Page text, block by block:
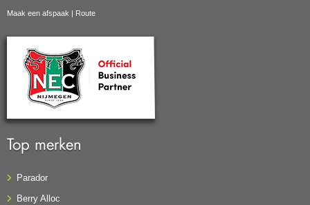
Maak een afspaak Route
Top merken
Parador
Berry Alloc